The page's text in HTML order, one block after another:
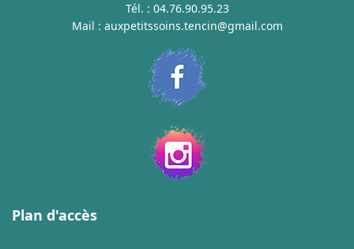
Tél. : 04.76.90.95.23
Mail : auxpetitssoins.tencin@gmail.com
Plan d'accès